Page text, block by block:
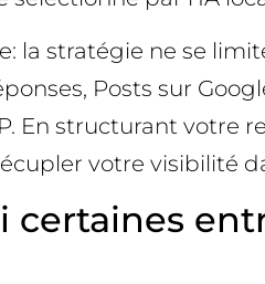
la stratégie ne se
Posts sur
En structurant votre
votre visibilité
certaines